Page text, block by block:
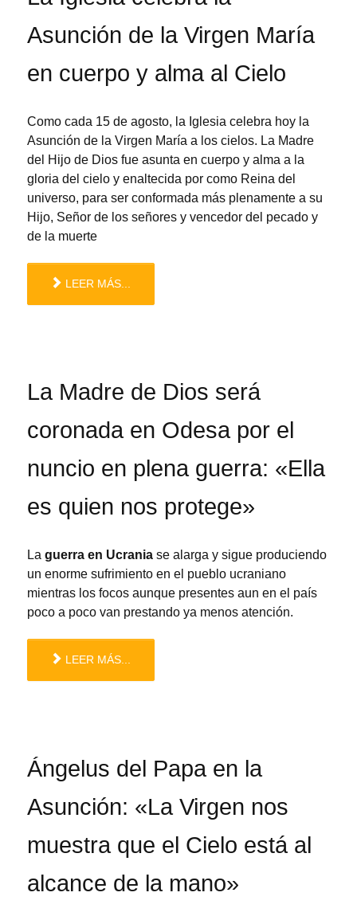
Asunción de la Virgen María
en cuerpo y alma al Cielo
Como cada 15 de agosto, la Iglesia celebra hoy la
Asunción de la Virgen María a los cielos. La Madre
del Hijo de Dios fue asunta en cuerpo y alma a la
gloria del cielo y enaltecida por como Reina del
universo, para ser conformada más plenamente a su
Hijo, Señor de los señores y vencedor del pecado y
de la muerte
LEER MÁS...
La Madre de Dios será
coronada en Odesa por el
nuncio en plena guerra: «Ella
es quien nos protege»
La guerra en Ucrania se alarga y sigue produciendo
un enorme sufrimiento en el pueblo ucraniano
mientras los focos aunque presentes aun en el país
poco a poco van prestando ya menos atención.
LEER MÁS...
Ángelus del Papa en la
Asunción: «La Virgen nos
muestra que el Cielo está al
alcance de la mano»